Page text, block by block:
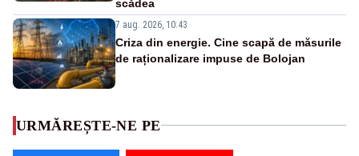
scădea
7 aug. 2026, 10:43
Criza din energie. Cine scapă de măsurile
de raționalizare impuse de Bolojan
URMĂREȘTE-NE PE